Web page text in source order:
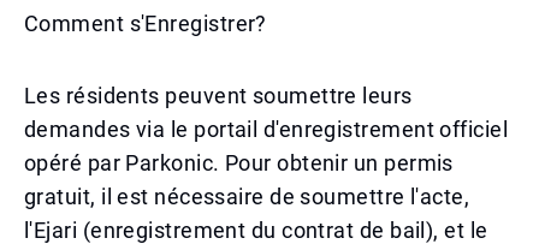
Comment s'Enregistrer?
Les résidents peuvent soumettre leurs
demandes via le portail d'enregistrement officiel
opéré par Parkonic. Pour obtenir un permis
gratuit, il est nécessaire de soumettre l'acte,
l'Ejari (enregistrement du contrat de bail), et le